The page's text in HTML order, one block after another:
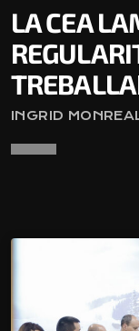
LA CEA
INGRID